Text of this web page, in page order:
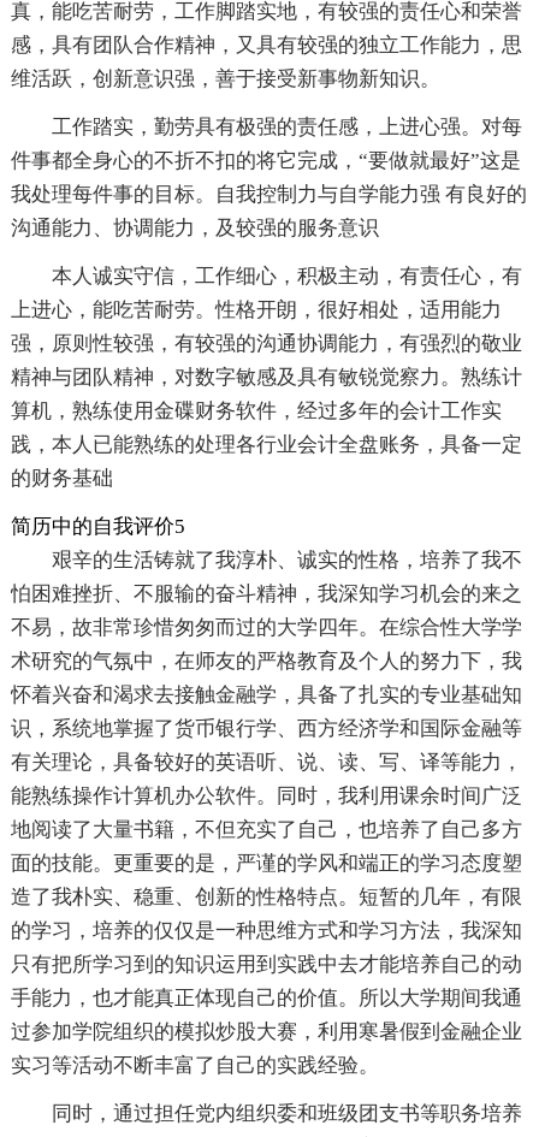
真，能吃苦耐劳，工作脚踏实地，有较强的责任心和荣誉
感，具有团队合作精神，又具有较强的独立工作能力，思
维活跃，创新意识强，善于接受新事物新知识。
工作踏实，勤劳具有极强的责任感，上进心强。对每
件事都全身心的不折不扣的将它完成，“要做就最好”这是
我处理每件事的目标。自我控制力与自学能力强 有良好的
沟通能力、协调能力，及较强的服务意识
本人诚实守信，工作细心，积极主动，有责任心，有
上进心，能吃苦耐劳。性格开朗，很好相处，适用能力
强，原则性较强，有较强的沟通协调能力，有强烈的敬业
精神与团队精神，对数字敏感及具有敏锐觉察力。熟练计
算机，熟练使用金碟财务软件，经过多年的会计工作实
践，本人已能熟练的处理各行业会计全盘账务，具备一定
的财务基础
简历中的自我评价5
艰辛的生活铸就了我淳朴、诚实的性格，培养了我不
怕困难挫折、不服输的奋斗精神，我深知学习机会的来之
不易，故非常珍惜匆匆而过的大学四年。在综合性大学学
术研究的气氛中，在师友的严格教育及个人的努力下，我
怀着兴奋和渴求去接触金融学，具备了扎实的专业基础知
识，系统地掌握了货币银行学、西方经济学和国际金融等
有关理论，具备较好的英语听、说、读、写、译等能力，
能熟练操作计算机办公软件。同时，我利用课余时间广泛
地阅读了大量书籍，不但充实了自己，也培养了自己多方
面的技能。更重要的是，严谨的学风和端正的学习态度塑
造了我朴实、稳重、创新的性格特点。短暂的几年，有限
的学习，培养的仅仅是一种思维方式和学习方法，我深知
只有把所学习到的知识运用到实践中去才能培养自己的动
手能力，也才能真正体现自己的价值。所以大学期间我通
过参加学院组织的模拟炒股大赛，利用寒暑假到金融企业
实习等活动不断丰富了自己的实践经验。
同时，通过担任党内组织委和班级团支书等职务培养